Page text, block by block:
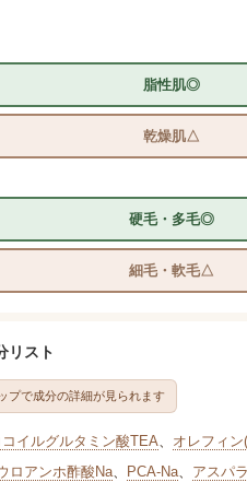
脂性肌◎
乾燥肌△
硬毛・多毛◎
細毛・軟毛△
リスト
プで成分の詳細が見られます
コイルグルタミン酸TEA、 オレフィ
ロアンホ酢酸Na、 PCA-Na、 アスパ